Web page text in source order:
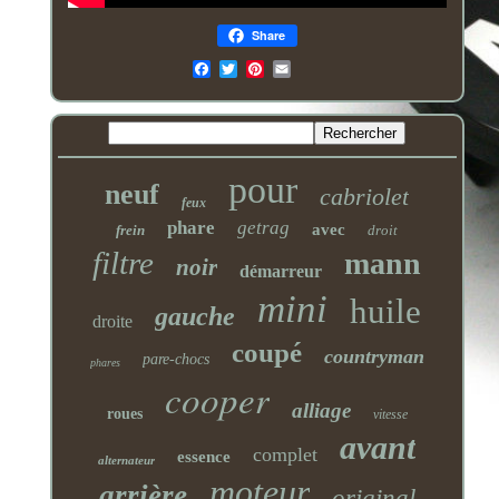
Share
neuf feux pour cabriolet
frein phare getrag avec droit
filtre noir démarreur mann
droite gauche mini huile
phares pare-chocs coupé countryman
roues cooper alliage vitesse
alternateur essence complet avant